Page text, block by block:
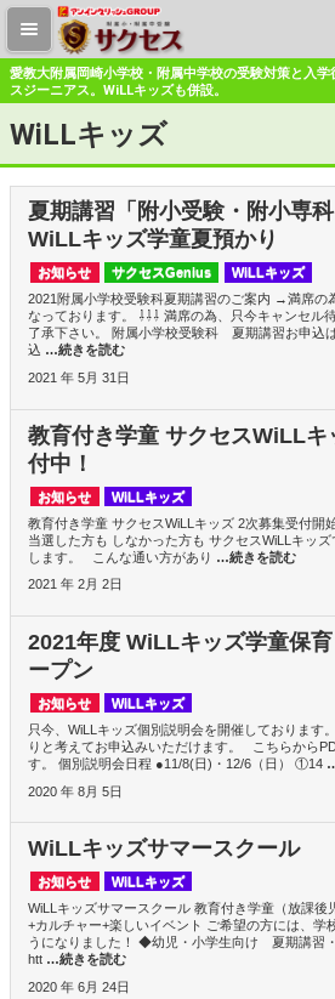
愛教大附属岡崎小学校・附属中学校の受験対策と入
スジーニアス。WiLLキッズも併設。
WiLLキッズ
夏期講習「附小受験・附小専
WiLLキッズ学童夏預かり
お知らせ サクセスGenius
WiLLキッズ
2021附属小学校受験科夏期講習のご案内 →満席の
なっております。 ⇩⇩⇩ 満席の為、只今キャンセル
了承下さい。 附属小学校受験科 夏期講習お申込
込 …続きを読む
2021 年 5月 31日
教育付き学童 サクセスWiLLキ
付中！
お知らせ
WiLLキッズ
教育付き学童 サクセスWiLLキッズ 2次募集受付
当選した方も しなかった方も サクセスWiLLキッ
します。 こんな通い方があり …続きを読む
2021 年 2月 2日
2021年度 WiLLキッズ学童保
ープン
お知らせ
WiLLキッズ
只今、WiLLキッズ個別説明会を開催しております
りと考えてお申込みいただけます。 こちらから
す。 個別説明会日程 ●11/8(日)・12/6（日） ①14
2020 年 8月 5日
WiLLキッズサマースクール
お知らせ
WiLLキッズ
WiLLキッズサマースクール 教育付き学童（放課後
+カルチャー+楽しいイベント ご希望の方には、学
うになりました！ ◆幼児・小学生向け 夏期講習
htt …続きを読む
2020 年 6月 24日